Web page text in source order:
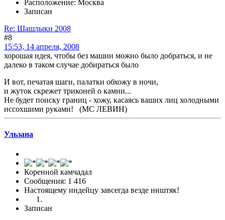
Расположение: Москва
Записан
Re: Шашлыки 2008
#8
15:53, 14 апреля, 2008
хорошая идея, чтобы без машин можно было добраться, и не
далеко в таком случае добираться было
И вот, печатая шаги, палатки обхожу в ночи,
и жуток скрежет триконей о камни...
Не будет поиску границ - хожу, касаясь ваших лиц холодными
иссохшими руками! (МС ЛЕВИН)
Ульзана
Коренной камчадал
Сообщения: 1 416
Настоящему индейцу завсегда везде ништяк!
Записан